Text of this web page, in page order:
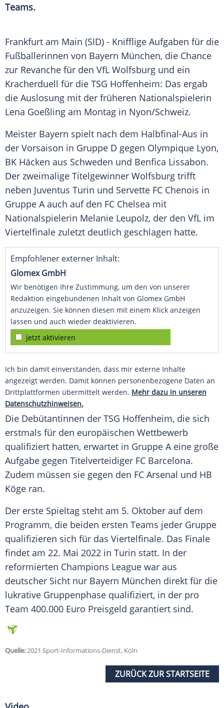
Teams.
Frankfurt am Main (SID) - Knifflige Aufgaben für die
Fußballerinnen von Bayern München, die Chance
zur Revanche für den VfL Wolfsburg und ein
Kracherduell für die TSG Hoffenheim: Das ergab
die Auslosung mit der früheren Nationalspielerin
Lena Goeßling am Montag in Nyon/Schweiz.
Meister Bayern spielt nach dem Halbfinal-Aus in
der Vorsaison in Gruppe D gegen Olympique Lyon,
BK Häcken aus Schweden und Benfica Lissabon.
Der zweimalige Titelgewinner Wolfsburg trifft
neben Juventus Turin und Servette FC Chenois in
Gruppe A auch auf den FC Chelsea mit
Nationalspielerin Melanie Leupolz, der den VfL im
Viertelfinale zuletzt deutlich geschlagen hatte.
Empfohlener externer Inhalt:
Glomex GmbH
Wir benötigen Ihre Zustimmung, um den von unserer
Redaktion eingebundenen Inhalt von Glomex GmbH
anzuzeigen. Sie können diesen mit einem Klick anzeigen
lassen und auch wieder deaktivieren.
jetzt aktivieren
Ich bin damit einverstanden, dass mir externe Inhalte
angezeigt werden. Damit können personenbezogene Daten an
Drittplattformen übermittelt werden. Mehr dazu in unseren
Datenschutzhinweisen.
Die Debütantinnen der TSG Hoffenheim, die sich
erstmals für den europäischen Wettbewerb
qualifiziert hatten, erwartet in Gruppe A eine große
Aufgabe gegen Titelverteidiger FC Barcelona.
Zudem müssen sie gegen den FC Arsenal und HB
Köge ran.
Der erste Spieltag steht am 5. Oktober auf dem
Programm, die beiden ersten Teams jeder Gruppe
qualifizieren sich für das Viertelfinale. Das Finale
findet am 22. Mai 2022 in Turin statt. In der
reformierten Champions League war aus
deutscher Sicht nur Bayern München direkt für die
lukrative Gruppenphase qualifiziert, in der pro
Team 400.000 Euro Preisgeld garantiert sind.
Quelle:2021 Sport-Informations-Dienst, Köln
ZURÜCK ZUR STARTSEITE